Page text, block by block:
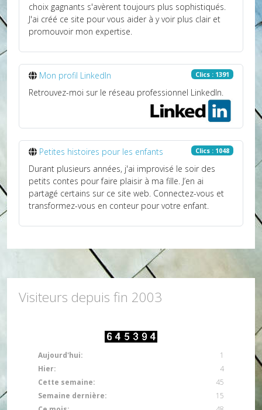
choix gagnants s'avèrent toujours plus sophistiqués.
J'ai créé ce site pour vous aider à y voir plus clair et
promouvoir mon expertise.
Mon profil LinkedIn Clics : 1391
Retrouvez-moi sur le réseau professionnel LinkedIn.
Petites histoires pour les enfants Clics : 1048
Durant plusieurs années, j'ai improvisé le soir des
petits contes pour faire plaisir à ma fille. J’en ai
partagé certains sur ce site web. Connectez-vous et
transformez-vous en conteur pour votre enfant.
Visiteurs depuis fin 2003
Aujourd'hui:
1
Hier:
4
Cette semaine:
45
Semaine dernière:
15